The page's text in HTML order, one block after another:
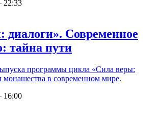
22:33
диалоги». Современное
тайна пути
программы цикла «Сила веры:
в современном мире.
16:00